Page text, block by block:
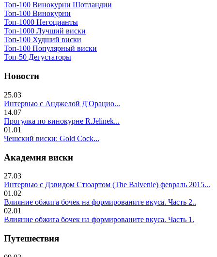
Топ-100 Винокурни Шотландии
Топ-100 Винокурни
Топ-1000 Негоцианты
Топ-1000 Лучший виски
Топ-100 Худший виски
Топ-100 Популярный виски
Топ-50 Дегустаторы
Новости
25.03
Интервью с Анджелой Д'Орацио...
14.07
Прогулка по винокурне R.Jelinek...
01.01
Чешский виски: Gold Cock...
Академия виски
27.03
Интервью с Дэвидом Стюартом (The Balvenie) февраль 2015...
01.02
Влияние обжига бочек на формированите вкуса. Часть 2..
02.01
Влияние обжига бочек на формированите вкуса. Часть 1.
Путешествия